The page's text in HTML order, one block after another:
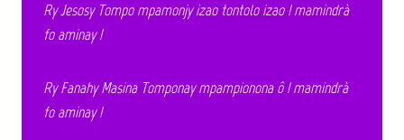
Ry Jesosy Tompo mpamonjy izao tontolo izao ! mamindrà
fo aminay !
Ry Fanahy Masina Tomponay mpampionona ô ! mamindrà
fo aminay !